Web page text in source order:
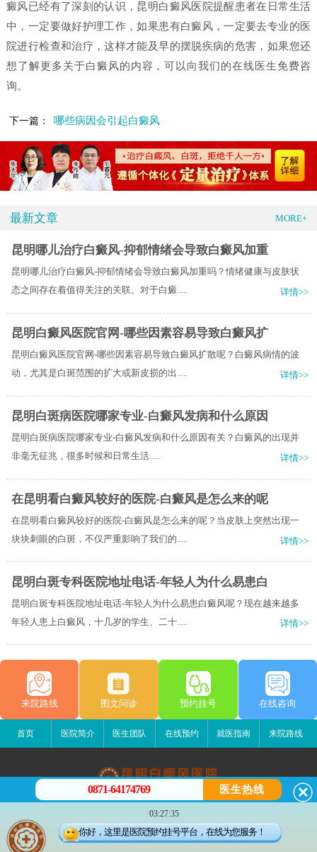
癜风已经有了深刻的认识， 昆明白癜风医院提醒患者在日常生活
中，一定要做好护理工作，如果患有白癜风，一定要去专业的医
院进行检查和治疗，这样才能及早的摆脱疾病的危害，如果您还
想了解更多关于白癜风的内容，可以向我们的在线医生免费咨
询。
下一篇： 哪些病因会引起白癜风
最新文章 MORE+
昆明哪儿治疗白癜风-抑郁情绪会导致白癜风加重
昆明哪儿治疗白癜风-抑郁情绪会导致白癜风加重吗？情绪健康与皮肤状
态之间存在着值得关注的关联。对于白癜.....
详情>>
昆明白癜风医院官网-哪些因素容易导致白癜风扩
昆明白癜风医院官网-哪些因素容易导致白癜风扩散呢？白癜风病情的波
动，尤其是白斑范围的扩大或新皮损的出.....
详情>>
昆明白斑病医院哪家专业-白癜风发病和什么原因
昆明白斑病医院哪家专业-白癜风发病和什么原因有关？​白癜风的出现并
非毫无征兆，很多时候和日常生活.....
详情>>
在昆明看白癜风较好的医院-白癜风是怎么来的呢
在昆明看白癜风较好的医院-白癜风是怎么来的呢？当皮肤上突然出现一
块块刺眼的白斑，不仅严重影响了我们的.....
详情>>
昆明白斑专科医院地址电话-年轻人为什么易患白
昆明白斑专科医院地址电话-年轻人为什么易患白癜风呢？现在越来越多
年轻人患上白癜风，十几岁的学生、二十.....
详情>>
来院路线 图文问诊 预约挂号 在线咨询
首页 医院简介 医生团队 在线预约 就医指南 来院路线
昆明白癜风医院
昆明市五华区护国路2号
版权所有：昆明白癜风医院
0871-64174769 医生热线
03:27:35
你好，这里是医院预约挂号平台，在线为您服务！